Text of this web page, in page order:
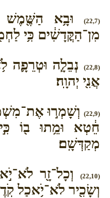
(22,7)
וּבָ֥א הַשֶּׁ֖מֶשׁ
מִן־הַקֳּדָשִׁ֔ים כִּ֥י
(22,8)
נְבֵלָ֧ה וּטְרֵפָ֛ה
אֲנִ֖י יְהוָֽה׃
(22,9)
וְשָׁמְר֣וּ
חֵ֔טְא וּמֵ֥תוּ ב֖וֹ
מְקַדְּשָֽׁם׃
(22,10)
וְכָל־זָ֖ר
וְשָׂכִ֖יר לֹא־יֹ֥אכַל